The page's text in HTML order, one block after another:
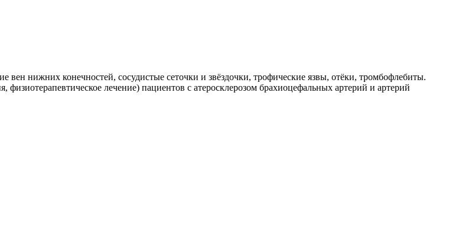
вен нижних конечностей, сосудистые сеточки и звёздочки, трофические язвы, отёки, тромбофлебиты.
лечение) пациентов с атеросклерозом брахиоцефальных артерий и артерий